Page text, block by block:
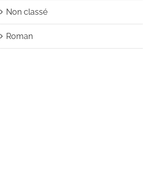
Non classé
Roman